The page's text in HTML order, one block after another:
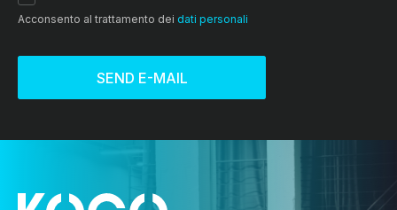
Acconsento al trattamento dei dati personali
SEND E-MAIL